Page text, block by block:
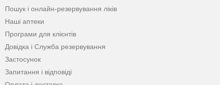
Пошук і онлайн-резервування ліків
Наші аптеки
Програми для клієнтів
Довідка і Служба резервування
Застосунок
Запитання і відповіді